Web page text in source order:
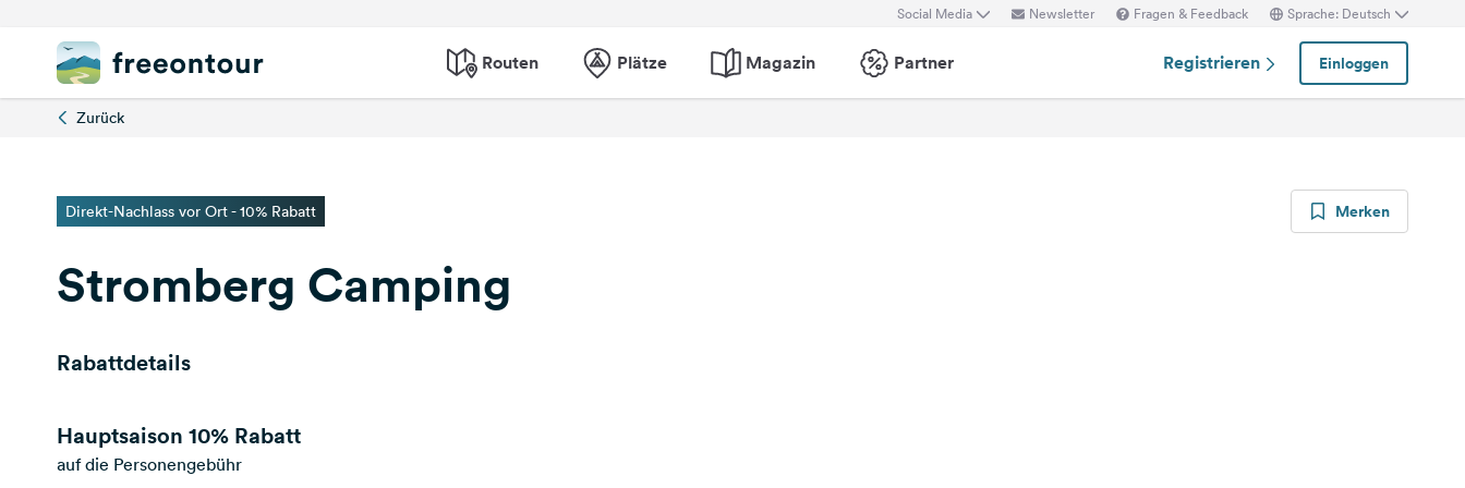
Social Media Newsletter Fragen & Feedback Sprache: Deutsch
Routen Plätze Magazin Partner Registrieren Einloggen
Zurück
Direkt-Nachlass vor Ort - 10% Rabatt Merken
Stromberg Camping
Rabattdetails
Hauptsaison 10% Rabatt
auf die Personengebühr